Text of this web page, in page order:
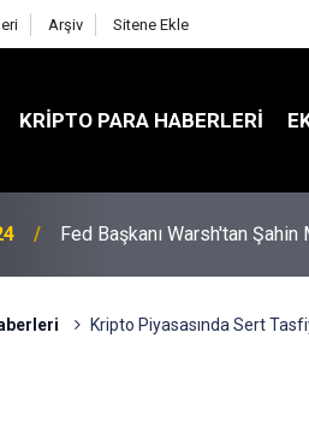
Arşiv Sitene Ekle
KRIPTO PARA HABERLERI
Fed Başkanı Warsh'tan
Kripto Piyasasında Sert